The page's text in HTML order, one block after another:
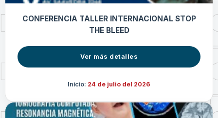
CONFERENCIA TALLER INTERNACIONAL STOP
THE BLEED
Ver más detalles
Inicio: 24 de julio del 2026